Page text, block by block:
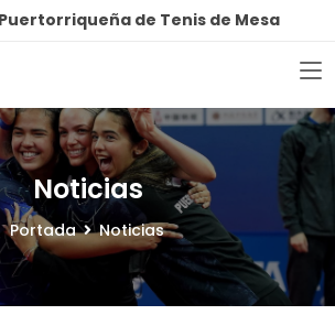
de Tenis de Mesa
Noticias
Portada Noticias